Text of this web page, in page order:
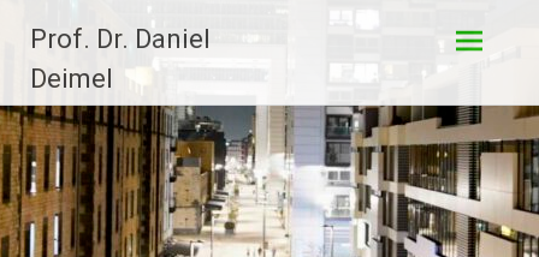
Inhalt
springen
Prof. Dr. Daniel
Deimel